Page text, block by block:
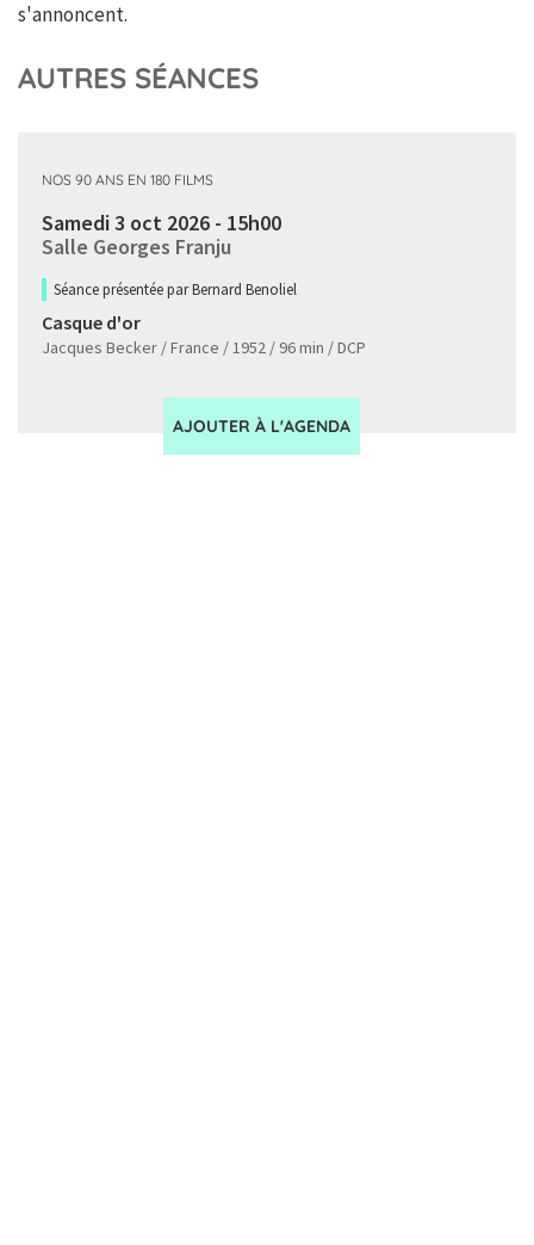
s'annoncent.
AUTRES SÉANCES
NOS 90 ANS EN 180 FILMS
Samedi 3 oct 2026 - 15h00
Salle Georges Franju
Séance présentée par Bernard Benoliel
Casque d'or
Jacques Becker / France / 1952 / 96 min / DCP
AJOUTER À L'AGENDA